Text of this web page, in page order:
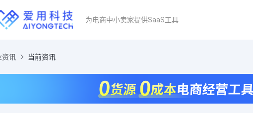
为电商中小卖家提供SaaS工具
资讯 当前资讯